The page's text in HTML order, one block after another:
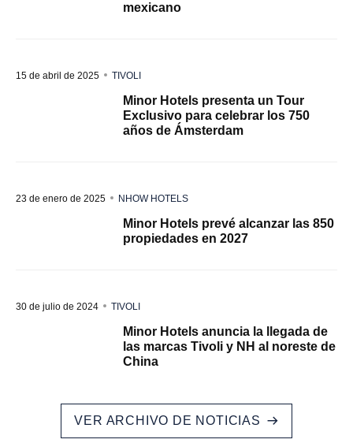
mexicano
15 de abril de 2025 TIVOLI
Minor Hotels presenta un Tour
Exclusivo para celebrar los 750
años de Ámsterdam
23 de enero de 2025 NHOW HOTELS
Minor Hotels prevé alcanzar las 850
propiedades en 2027
30 de julio de 2024 TIVOLI
Minor Hotels anuncia la llegada de
las marcas Tivoli y NH al noreste de
China
VER ARCHIVO DE NOTICIAS